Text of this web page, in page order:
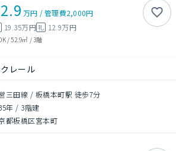
万円 /管理費2,000円
19.35万円礼 12.9万円
/52.9㎡ /3階
レール
三田線 / 板橋本町駅 徒歩7分
年 / 3階建
都板橋区宮本町